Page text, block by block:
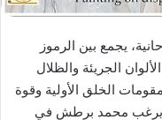
يجمع بين الرموز
الجريئة والظلال
الخلق الأولية وقوة
يرغب محمد برطش في